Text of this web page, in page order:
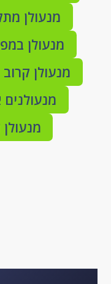
מנעולן
מנעולן
מנעולן קרוב
מנעולנים